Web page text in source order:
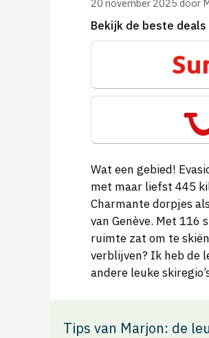
20 november 2025 door
Bekijk de beste
Wat een gebied!
met maar liefst 445
Charmante dorpjes
van Genève. Met
ruimte zat om te
verblijven? Ik heb de
andere leuke
Tips van Marjon: de